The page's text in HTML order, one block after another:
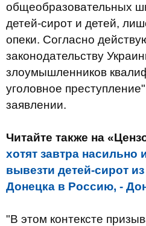
общеобразовательных
детей-сирот и детей,
опеки. Согласно
законодательству
злоумышленников
уголовное
заявлении.
Читайте также на
хотят завтра насильно
вывезти детей-сирот
Донецка в Россию, -
"В этом контексте